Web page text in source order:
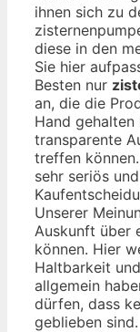
ihnen sich zu
diese in den
Sie hier
Besten nur
an, die die
Hand
transparente
treffen
sehr seriös
Unserer
Auskunft über
können. Hier
Haltbarkeit
allgemein
dürfen, dass
geblieben sind.